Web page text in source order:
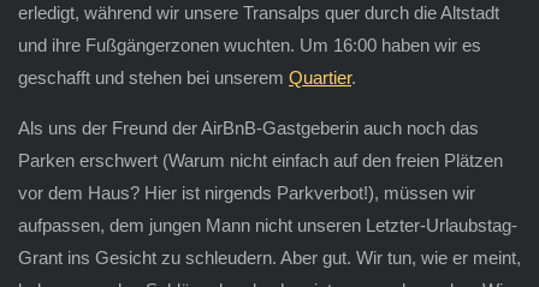
erledigt, während wir unsere Transalps quer durch die Altstadt
und ihre Fußgängerzonen wuchten. Um 16:00 haben wir es
geschafft und stehen bei unserem Quartier.
Als uns der Freund der AirBnB-Gastgeberin auch noch das
Parken erschwert (Warum nicht einfach auf den freien Plätzen
vor dem Haus? Hier ist nirgends Parkverbot!), müssen wir
aufpassen, dem jungen Mann nicht unseren Letzter-Urlaubstag-
Grant ins Gesicht zu schleudern. Aber gut. Wir tun, wie er meint,